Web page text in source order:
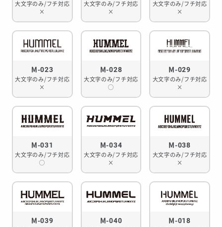
大文字のみ/フチ対応
×
大文字のみ/フチ対応
×
大文字のみ/フチ対応
×
M-023
大文字のみ/フチ対応
×
M-028
大文字のみ/フチ対応
◯
M-029
大文字のみ/フチ対応
×
M-031
大文字のみ/フチ対応
◯
M-034
大文字のみ/フチ対応
×
M-038
大文字のみ/フチ対応
×
M-039 M-040 M-018